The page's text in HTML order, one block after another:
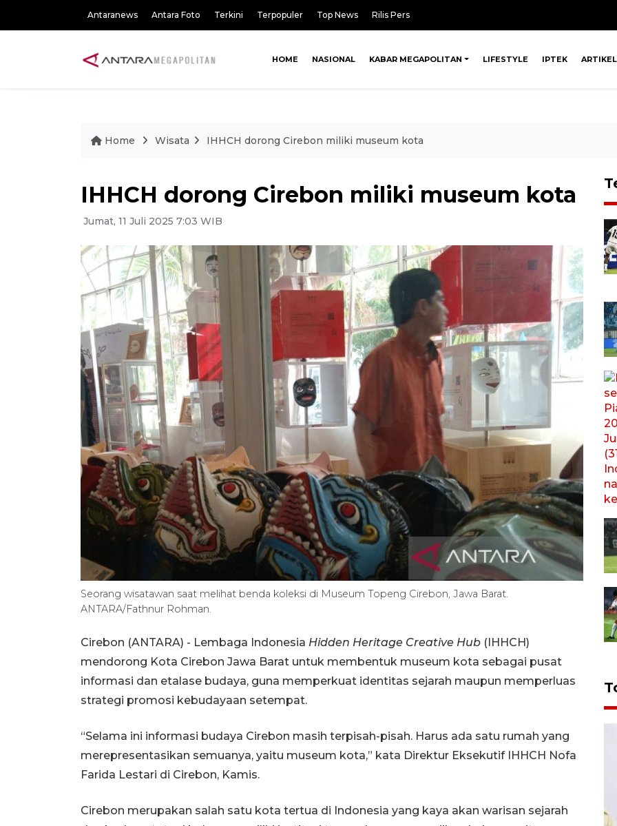
Antaranews Antara Foto Terkini Terpopuler Top News Rilis Pers
HOME NASIONAL KABAR MEGAPOLITAN LIFESTYLE IPTEK ARTIKEL
Home Wisata IHHCH dorong Cirebon miliki museum kota
IHHCH dorong Cirebon miliki museum kota
Jumat, 11 Juli 2025 7:03 WIB
Seorang wisatawan saat melihat benda koleksi di Museum Topeng Cirebon, Jawa Barat.
ANTARA/Fathnur Rohman.
Cirebon (ANTARA) - Lembaga Indonesia Hidden Heritage Creative Hub (IHHCH)
mendorong Kota Cirebon Jawa Barat untuk membentuk museum kota sebagai pusat
informasi dan etalase budaya, guna memperkuat identitas sejarah maupun memperluas
strategi promosi kebudayaan setempat.
“Selama ini informasi budaya Cirebon masih terpisah-pisah. Harus ada satu rumah yang
merepresentasikan semuanya, yaitu museum kota,” kata Direktur Eksekutif IHHCH Nofa
Farida Lestari di Cirebon, Kamis.
Cirebon merupakan salah satu kota tertua di Indonesia yang kaya akan warisan sejarah